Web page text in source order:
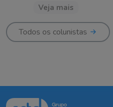
Veja mais
Todos os colunistas